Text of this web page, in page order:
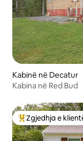
Kabinë në Decatur
Kabina në Red Bud
Më të mirat e
Zgjedhja e